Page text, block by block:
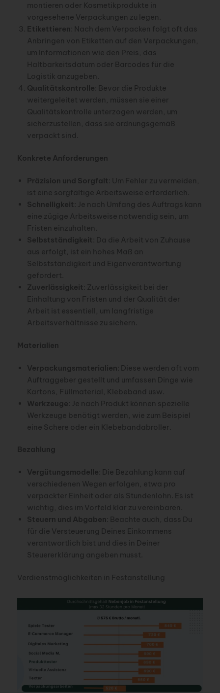
montieren oder Kosmetikprodukte in
vorgesehene Verpackungen zu legen.
Etikettieren : Nach dem Verpacken folgt oft das
Anbringen von Etiketten auf den Verpackungen,
um Informationen wie den Preis, das
Haltbarkeitsdatum oder Barcodes für die
Logistik anzugeben.
Qualitätskontrolle : Bevor die Produkte
weitergeleitet werden, müssen sie einer
Qualitätskontrolle unterzogen werden, um
sicherzustellen, dass sie ordnungsgemäß
verpackt sind.
Konkrete Anforderungen
Präzision und Sorgfalt : Um Fehler zu vermeiden,
ist eine sorgfältige Arbeitsweise erforderlich.
Schnelligkeit : Je nach Umfang des Auftrags kann
eine zügige Arbeitsweise notwendig sein, um
Fristen einzuhalten.
Selbstständigkeit : Da die Arbeit von Zuhause
aus erfolgt, ist ein hohes Maß an
Selbstständigkeit und Eigenverantwortung
gefordert.
Zuverlässigkeit : Zuverlässigkeit bei der
Einhaltung von Fristen und der Qualität der
Arbeit ist essentiell, um langfristige
Arbeitsverhältnisse zu sichern.
Materialien
Verpackungsmaterialien : Diese werden oft vom
Auftraggeber gestellt und umfassen Dinge wie
Kartons, Füllmaterial, Klebeband usw.
Werkzeuge : Je nach Produkt können spezielle
Werkzeuge benötigt werden, wie zum Beispiel
eine Schere oder ein Klebebandabroller.
Bezahlung
Vergütungsmodelle : Die Bezahlung kann auf
verschiedenen Wegen erfolgen, etwa pro
verpackter Einheit oder als Stundenlohn. Es ist
wichtig, dies im Vorfeld klar zu vereinbaren.
Steuern und Abgaben : Beachte auch, dass Du
für die Versteuerung Deines Einkommens
verantwortlich bist und dies in Deiner
Steuererklärung angeben musst.
Verdienstmöglichkeiten in Festanstellung